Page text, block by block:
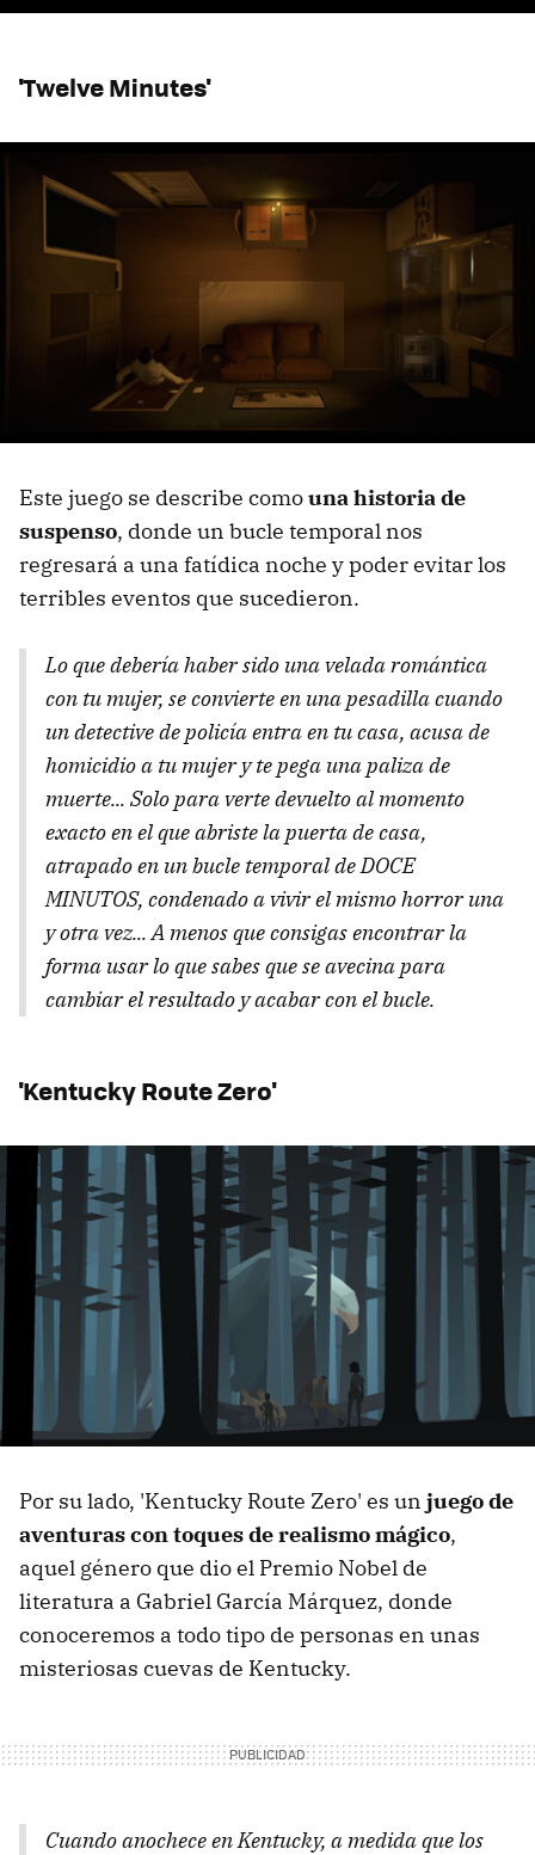
'Twelve Minutes'
Este juego se describe comouna historia de
suspenso, donde un bucle temporal nos
regresará a una fatídica noche y poder evitar los
terribles eventos que sucedieron.
Lo que debería haber sido una velada romántica
con tu mujer, se convierte en una pesadilla cuando
un detective de policía entra en tu casa, acusa de
homicidio a tu mujer y te pega una paliza de
muerte... Solo para verte devuelto al momento
exacto en el que abriste la puerta de casa,
atrapado en un bucle temporal de DOCE
MINUTOS, condenado a vivir el mismo horror una
y otra vez... A menos que consigas encontrar la
forma usar lo que sabes que se avecina para
cambiar el resultado y acabar con el bucle.
'Kentucky Route Zero'
Por su lado, 'Kentucky Route Zero' es un juego de
aventuras con toques de realismo mágico,
aquel género que dio el Premio Nobel de
literatura a Gabriel García Márquez, donde
conoceremos a todo tipo de personas en unas
misteriosas cuevas de Kentucky.
Cuando anochece en Kentucky, a medida que los